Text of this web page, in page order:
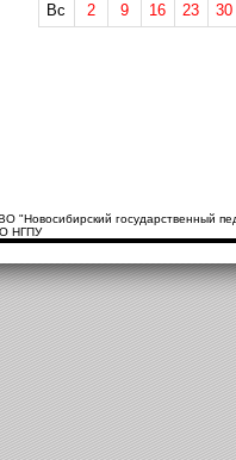
Вс
2 9 16 23 30
"Новосибирский государственный
НГПУ